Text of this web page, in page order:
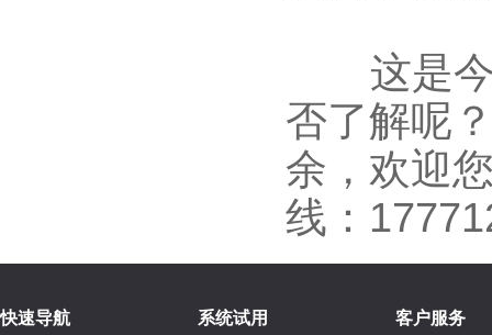
这是今
否了解呢
余，欢迎
线：
快速导航 系统试用 客户服务